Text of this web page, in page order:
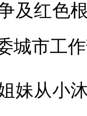
及红色
城市工
从小沐